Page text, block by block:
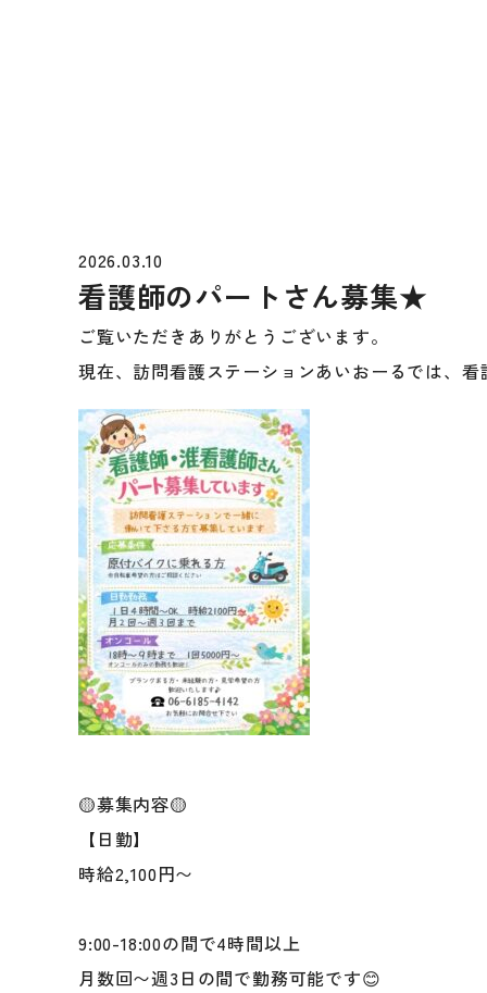
2026.03.10
看護師のパートさん募集★
ご覧いただきありがとうございます。
現在、訪問看護ステーションあいおーるでは、
🟡募集内容🟡
【日勤】
時給2,100円〜
9:00-18:00の間で4時間以上
月数回〜週3日の間で勤務可能です😊